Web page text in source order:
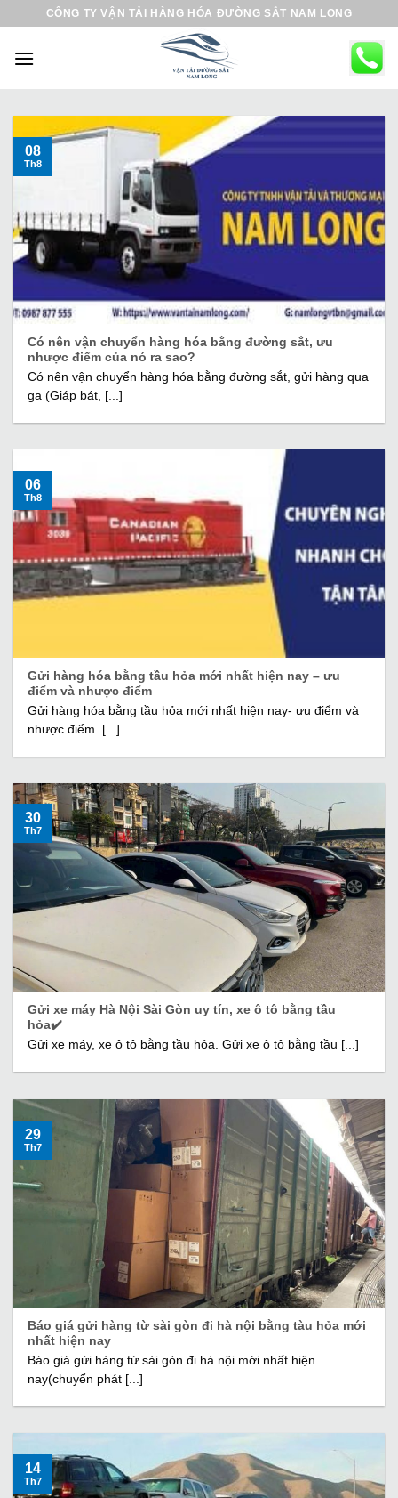
CÔNG TY VẬN TẢI HÀNG HÓA ĐƯỜNG SẮT NAM LONG
Có nên vận chuyển hàng hóa bằng đường sắt, ưu
nhược điểm của nó ra sao?
Có nên vận chuyển hàng hóa bằng đường sắt, gửi hàng qua
ga (Giáp bát, [...]
08
Th8
Gửi hàng hóa bằng tầu hỏa mới nhất hiện nay – ưu
điểm và nhược điểm
Gửi hàng hóa bằng tầu hỏa mới nhất hiện nay- ưu điểm và
nhược điểm. [...]
06
Th8
Gửi xe máy Hà Nội Sài Gòn uy tín, xe ô tô bằng tầu
hỏa✔️
Gửi xe máy, xe ô tô bằng tầu hỏa. Gửi xe ô tô bằng tầu [...]
30
Th7
Báo giá gửi hàng từ sài gòn đi hà nội bằng tàu hỏa mới
nhất hiện nay
Báo giá gửi hàng từ sài gòn đi hà nội mới nhất hiện
nay(chuyển phát [...]
29
Th7
14
Th7